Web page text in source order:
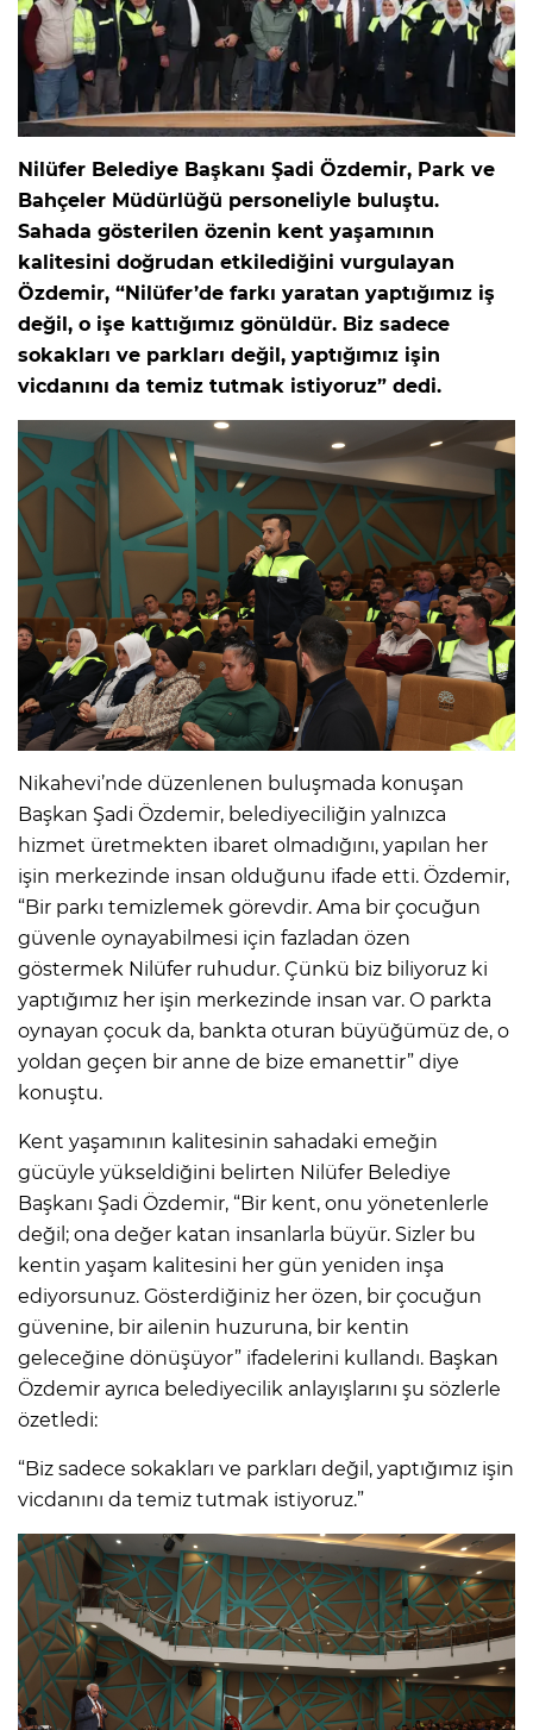
Nilüfer Belediye Başkanı Şadi Özdemir, Park ve
Bahçeler Müdürlüğü personeliyle buluştu.
Sahada gösterilen özenin kent yaşamının
kalitesini doğrudan etkilediğini vurgulayan
Özdemir, “Nilüfer’de farkı yaratan yaptığımız iş
değil, o işe kattığımız gönüldür. Biz sadece
sokakları ve parkları değil, yaptığımız işin
vicdanını da temiz tutmak istiyoruz” dedi.
Nikahevi’nde düzenlenen buluşmada konuşan
Başkan Şadi Özdemir, belediyeciliğin yalnızca
hizmet üretmekten ibaret olmadığını, yapılan her
işin merkezinde insan olduğunu ifade etti. Özdemir,
“Bir parkı temizlemek görevdir. Ama bir çocuğun
güvenle oynayabilmesi için fazladan özen
göstermek Nilüfer ruhudur. Çünkü biz biliyoruz ki
yaptığımız her işin merkezinde insan var. O parkta
oynayan çocuk da, bankta oturan büyüğümüz de, o
yoldan geçen bir anne de bize emanettir” diye
konuştu.
Kent yaşamının kalitesinin sahadaki emeğin
gücüyle yükseldiğini belirten Nilüfer Belediye
Başkanı Şadi Özdemir, “Bir kent, onu yönetenlerle
değil; ona değer katan insanlarla büyür. Sizler bu
kentin yaşam kalitesini her gün yeniden inşa
ediyorsunuz. Gösterdiğiniz her özen, bir çocuğun
güvenine, bir ailenin huzuruna, bir kentin
geleceğine dönüşüyor” ifadelerini kullandı. Başkan
Özdemir ayrıca belediyecilik anlayışlarını şu sözlerle
özetledi:
“Biz sadece sokakları ve parkları değil, yaptığımız işin
vicdanını da temiz tutmak istiyoruz.”